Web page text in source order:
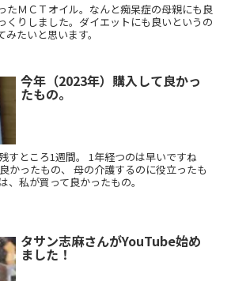
たＭＣＴオイル。なんと痴呆症の母親にも良
くりしました。ダイエットにも良いというの
たいと思います。
今年（2023年）購入して良かっ
たもの。
すところ1週間。 1年経つのは早いですね
かったもの、 母の介護するのに役立ったも
、私が買って良かったもの。
タサン志麻さんがYouTube始め
ました！